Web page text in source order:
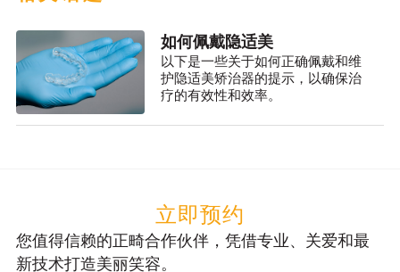
如何佩戴隐适美
以下是一些关于如何正确佩戴和维
护隐适美矫治器的提示，以确保治
疗的有效性和效率。
立即预约
您值得信赖的正畸合作伙伴，凭借专业、关爱和最
新技术打造美丽笑容。